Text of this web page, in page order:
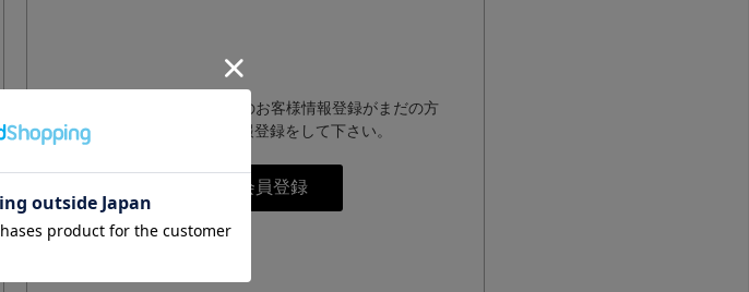
GPPオンラインショップのお客様情報登録がまだの方
は、こちらからお客様情報登録をして下さい。